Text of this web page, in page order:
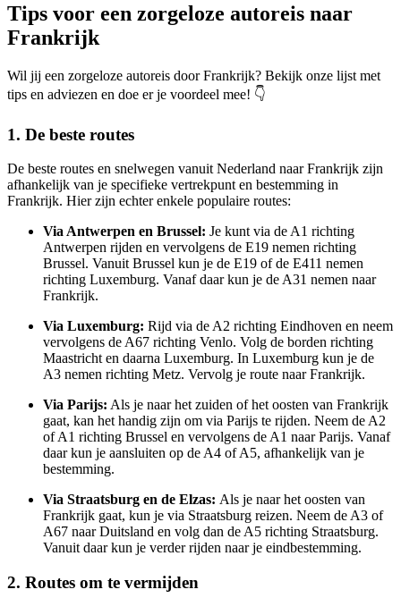
Tips voor een zorgeloze autoreis naar
Frankrijk
Wil jij een zorgeloze autoreis door Frankrijk? Bekijk onze lijst met
tips en adviezen en doe er je voordeel mee! 👇
1. De beste routes
De beste routes en snelwegen vanuit Nederland naar Frankrijk zijn
afhankelijk van je specifieke vertrekpunt en bestemming in
Frankrijk. Hier zijn echter enkele populaire routes:
Via Antwerpen en Brussel: Je kunt via de A1 richting
Antwerpen rijden en vervolgens de E19 nemen richting
Brussel. Vanuit Brussel kun je de E19 of de E411 nemen
richting Luxemburg. Vanaf daar kun je de A31 nemen naar
Frankrijk.
Via Luxemburg: Rijd via de A2 richting Eindhoven en neem
vervolgens de A67 richting Venlo. Volg de borden richting
Maastricht en daarna Luxemburg. In Luxemburg kun je de
A3 nemen richting Metz. Vervolg je route naar Frankrijk.
Via Parijs: Als je naar het zuiden of het oosten van Frankrijk
gaat, kan het handig zijn om via Parijs te rijden. Neem de A2
of A1 richting Brussel en vervolgens de A1 naar Parijs. Vanaf
daar kun je aansluiten op de A4 of A5, afhankelijk van je
bestemming.
Via Straatsburg en de Elzas: Als je naar het oosten van
Frankrijk gaat, kun je via Straatsburg reizen. Neem de A3 of
A67 naar Duitsland en volg dan de A5 richting Straatsburg.
Vanuit daar kun je verder rijden naar je eindbestemming.
2. Routes om te vermijden